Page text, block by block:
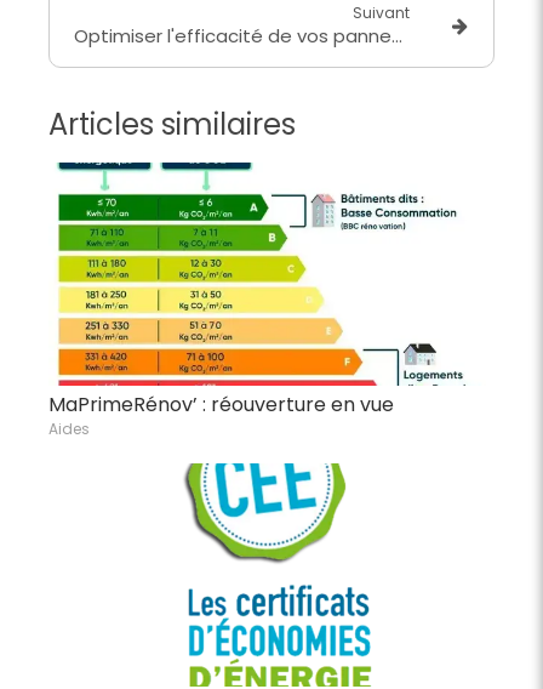
Suivant
Optimiser l'efficacité de vos panneaux solaires au printemps : Guide complet de nettoyage
Articles similaires
MaPrimeRénov’ : réouverture en vue
Aides